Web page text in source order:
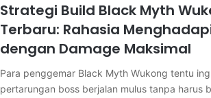
Strategi Build Black Myth
Terbaru: Rahasia
dengan Damage Maksimal
Para penggemar Black Myth Wukong tentu
pertarungan boss berjalan mulus tanpa harus